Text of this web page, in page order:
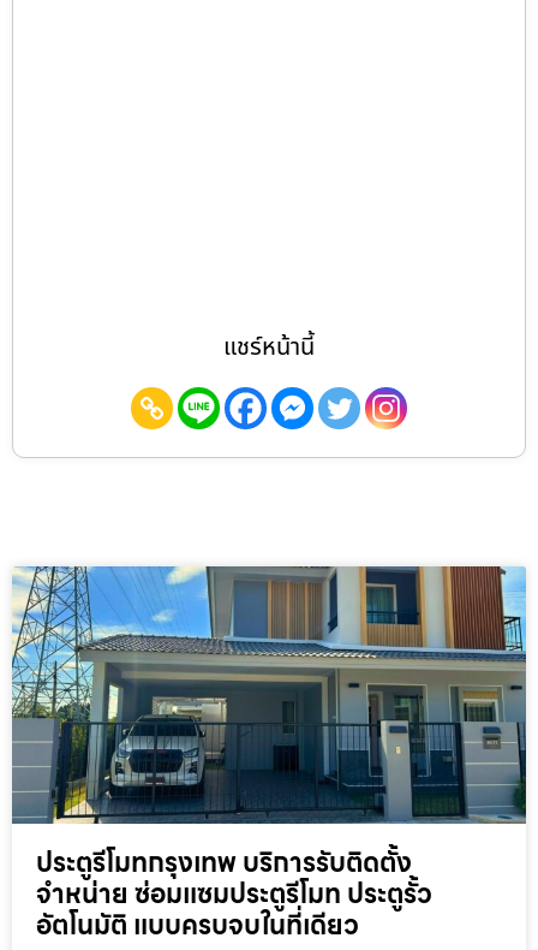
แชร์หน้านี้
ประตูรีโมทกรุงเทพ บริการรับติดตั้ง
จำหน่าย ซ่อมแซมประตูรีโมท ประตูรั้ว
อัตโนมัติ แบบครบจบในที่เดียว